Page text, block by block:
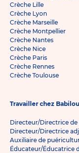
Crèche Lille
Crèche Lyon
Crèche Marseille
Crèche Montpellier
Crèche Nantes
Crèche Nice
Crèche Paris
Crèche Rennes
Crèche Toulouse
Travailler chez Babilou
Directeur/Directrice de
Directeur/Directrice
Auxiliaire de
Éducateur/Éducatrice